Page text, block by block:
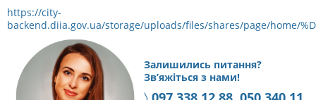
https://city-
backend.diia.gov.ua/storage/uploads/files/shares/page/home/
Залишились питання?
Зв’яжіться з нами!